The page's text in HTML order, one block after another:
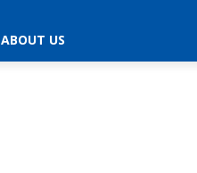
ABOUT US